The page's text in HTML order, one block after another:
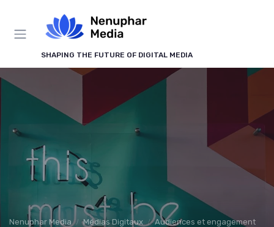
SHAPING THE FUTURE OF DIGITAL MEDIA
Nenuphar Media Médias Digitaux Audiences et engagement